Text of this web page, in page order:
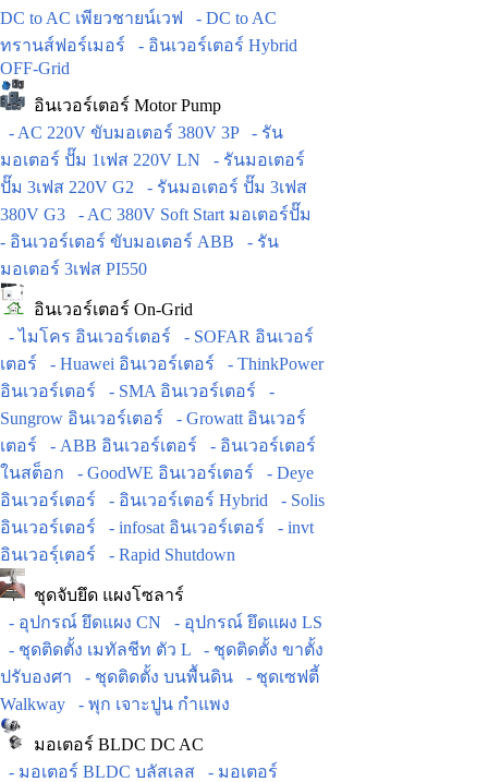
DC to AC เพียวชายน์เวฟ
- DC to AC
ทรานส์ฟอร์เมอร์
- อินเวอร์เตอร์ Hybrid
OFF-Grid
อินเวอร์เตอร์ Motor Pump
- AC 220V ขับมอเตอร์ 380V 3P
- รัน
มอเตอร์ ปั๊ม 1เฟส 220V LN
- รันมอเตอร์
ปั๊ม 3เฟส 220V G2
- รันมอเตอร์ ปั๊ม 3เฟส
380V G3
- AC 380V Soft Start มอเตอร์ปั๊ม
- อินเวอร์เตอร์ ขับมอเตอร์ ABB
- รัน
มอเตอร์ 3เฟส PI550
อินเวอร์เตอร์ On-Grid
- ไมโคร อินเวอร์เตอร์
- SOFAR อินเวอร์
เตอร์
- Huawei อินเวอร์เตอร์
- ThinkPower
อินเวอร์เตอร์
- SMA อินเวอร์เตอร์
-
Sungrow อินเวอร์เตอร์
- Growatt อินเวอร์
เตอร์
- ABB อินเวอร์เตอร์
- อินเวอร์เตอร์
ในสต็อก
- GoodWE อินเวอร์เตอร์
- Deye
อินเวอร์เตอร์
- อินเวอร์เตอร์ Hybrid
- Solis
อินเวอร์เตอร์
- infosat อินเวอร์เตอร์
- invt
อินเวอร์ฺเตอร์
- Rapid Shutdown
ชุดจับยึด แผงโซลาร์
- อุปกรณ์ ยึดแผง CN
- อุปกรณ์ ยึดแผง LS
- ชุดติดตั้ง เมทัลชีท ตัว L
- ชุดติดตั้ง ขาตั้ง
ปรับองศา
- ชุดติดตั้ง บนพื้นดิน
- ชุดเซฟตี้
Walkway
- พุก เจาะปูน กำแพง
มอเตอร์ BLDC DC AC
- มอเตอร์ BLDC บลัสเลส
- มอเตอร์